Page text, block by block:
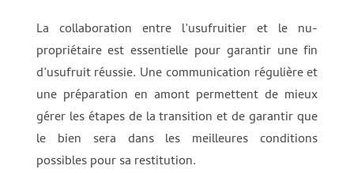
La collaboration entre l’usufruitier et le nu-
propriétaire est essentielle pour garantir une fin
d’usufruit réussie. Une communication régulière et
une préparation en amont permettent de mieux
gérer les étapes de la transition et de garantir que
le bien sera dans les meilleures conditions
possibles pour sa restitution.